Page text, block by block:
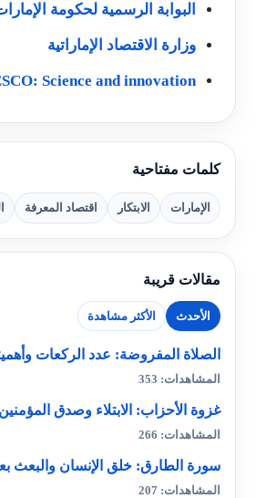
البوابة الرسمية لحكومة
وزارة الاقتصاد الإماراتية
Science and innovation
كلمات مفتاحية
الإمارات الابتكار اقتصاد المعرفة
مقالات قريبة
الأحدث الأكثر مشاهدة
الصلاة المفروضة: عدد الركعات
المشاهدات: 353
غزوة الأحزاب: الابتلاء وصدق المؤمنين
المشاهدات: 266
سورة الطارق: خلق الإنسان والبعث
المشاهدات: 207